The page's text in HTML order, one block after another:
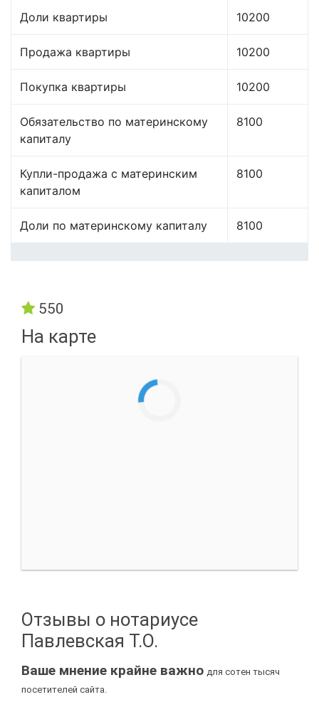
Доли квартиры 10200
Продажа квартиры 10200
Покупка квартиры 10200
Обязательство по материнскому
капиталу
8100
Купли-продажа с материнским
капиталом
8100
Доли по материнскому капиталу 8100
550
На карте
Отзывы о нотариусе
Павлевская Т.О.
Ваше мнение крайне важно для сотен тысяч
посетителей сайта.